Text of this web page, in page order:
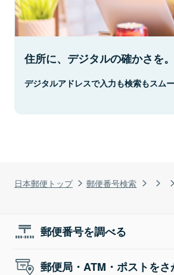
日本郵便トップ 郵便番号検索
住所に、デジタルの確かさを。
デジタルアドレスで入力も検索もスムー
郵便番号を調べる
郵便局・ATM・ポストをさ